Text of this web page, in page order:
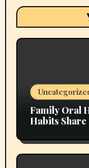
Family Oral
Habits